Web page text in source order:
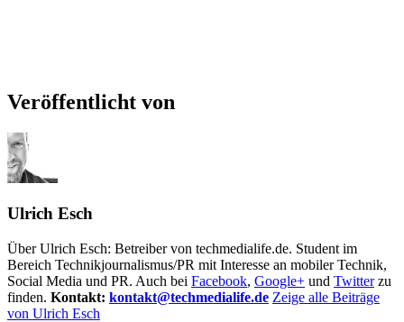
Veröffentlicht von
Ulrich Esch
Über Ulrich Esch: Betreiber von techmedialife.de. Student im
Bereich Technikjournalismus/PR mit Interesse an mobiler Technik,
Social Media und PR. Auch bei Facebook, Google+ und Twitterzu
finden. Kontakt: kontakt@techmedialife.de Zeige alle Beiträge
von Ulrich Esch